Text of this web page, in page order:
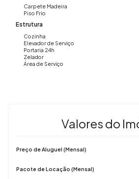
Carpete Madeira
Piso Frio
Estrutura
Cozinha
Elevador de Serviço
Portaria 24h
Zelador
Área de Serviço
Valores do
Preço de Aluguel (Mensal)
Pacote de Locação (Mensal)